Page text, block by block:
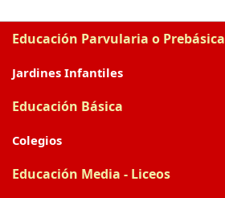
Educación Parvularia o Prebásica
Jardines Infantiles
Educación Básica
Colegios
Educación Media - Liceos